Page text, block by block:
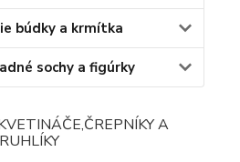
búdky a krmítka
sochy a figúrky
A